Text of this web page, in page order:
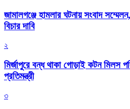
জামালগঞ্জে হামলার ঘটনায় সংবাদ
বিচার দাবি
২
মির্জাপুরে বন্ধ থাকা গোড়াই কটন মিলস
প্রতিমন্ত্রী
৩